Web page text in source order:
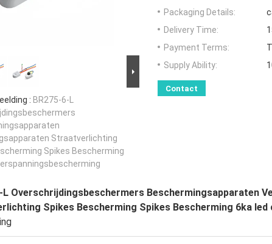
: BR275-6-L
Straatverlichting
Spikes Bescherming
Packaging Details:
Delivery Time:
Payment Terms:
Supply Ability:
Contact
L Overschrijdingsbeschermers Beschermingsapparaten
Spikes Bescherming Spikes Bescherming 6ka